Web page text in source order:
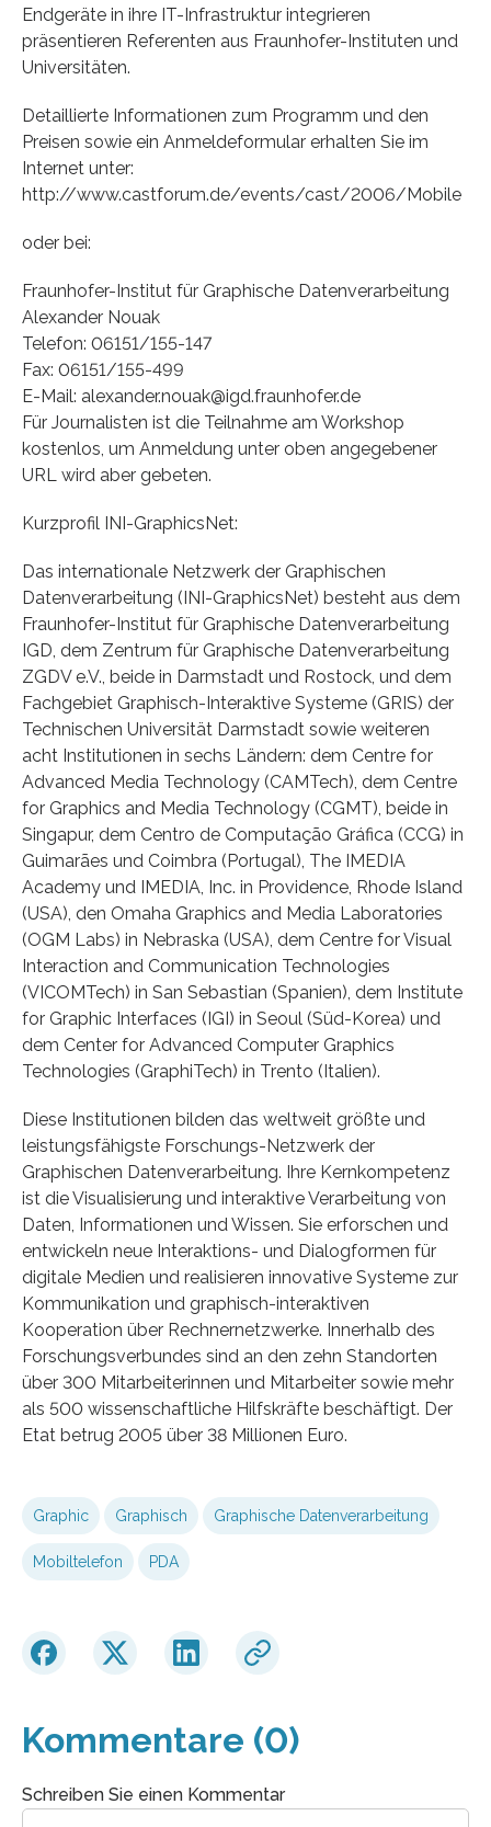
Endgeräte in ihre IT-Infrastruktur integrieren
präsentieren Referenten aus Fraunhofer-Instituten und
Universitäten.
Detaillierte Informationen zum Programm und den
Preisen sowie ein Anmeldeformular erhalten Sie im
Internet unter:
http://www.castforum.de/events/cast/2006/Mobile
oder bei:
Fraunhofer-Institut für Graphische Datenverarbeitung
Alexander Nouak
Telefon: 06151/155-147
Fax: 06151/155-499
E-Mail: alexander.nouak@igd.fraunhofer.de
Für Journalisten ist die Teilnahme am Workshop
kostenlos, um Anmeldung unter oben angegebener
URL wird aber gebeten.
Kurzprofil INI-GraphicsNet:
Das internationale Netzwerk der Graphischen
Datenverarbeitung (INI-GraphicsNet) besteht aus dem
Fraunhofer-Institut für Graphische Datenverarbeitung
IGD, dem Zentrum für Graphische Datenverarbeitung
ZGDV e.V., beide in Darmstadt und Rostock, und dem
Fachgebiet Graphisch-Interaktive Systeme (GRIS) der
Technischen Universität Darmstadt sowie weiteren
acht Institutionen in sechs Ländern: dem Centre for
Advanced Media Technology (CAMTech), dem Centre
for Graphics and Media Technology (CGMT), beide in
Singapur, dem Centro de Computação Gráfica (CCG) in
Guimarães und Coimbra (Portugal), The IMEDIA
Academy und IMEDIA, Inc. in Providence, Rhode Island
(USA), den Omaha Graphics and Media Laboratories
(OGM Labs) in Nebraska (USA), dem Centre for Visual
Interaction and Communication Technologies
(VICOMTech) in San Sebastian (Spanien), dem Institute
for Graphic Interfaces (IGI) in Seoul (Süd-Korea) und
dem Center for Advanced Computer Graphics
Technologies (GraphiTech) in Trento (Italien).
Diese Institutionen bilden das weltweit größte und
leistungsfähigste Forschungs-Netzwerk der
Graphischen Datenverarbeitung. Ihre Kernkompetenz
ist die Visualisierung und interaktive Verarbeitung von
Daten, Informationen und Wissen. Sie erforschen und
entwickeln neue Interaktions- und Dialogformen für
digitale Medien und realisieren innovative Systeme zur
Kommunikation und graphisch-interaktiven
Kooperation über Rechnernetzwerke. Innerhalb des
Forschungsverbundes sind an den zehn Standorten
über 300 Mitarbeiterinnen und Mitarbeiter sowie mehr
als 500 wissenschaftliche Hilfskräfte beschäftigt. Der
Etat betrug 2005 über 38 Millionen Euro.
Graphic Graphisch Graphische Datenverarbeitung
Mobiltelefon PDA
Kommentare (0)
Schreiben Sie einen Kommentar